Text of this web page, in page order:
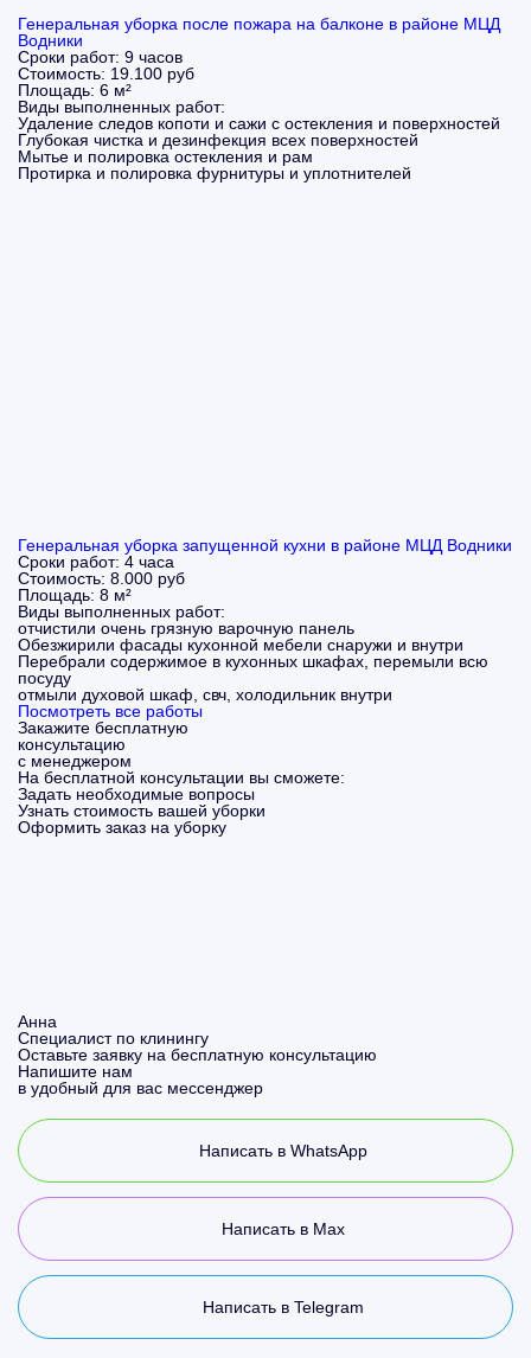
Генеральная уборка после пожара на балконе в районе МЦД
Водники
Сроки работ: 9 часов
Стоимость: 19.100 руб
Площадь: 6 м²
Виды выполненных работ:
Удаление следов копоти и сажи с остекления и поверхностей
Глубокая чистка и дезинфекция всех поверхностей
Мытье и полировка остекления и рам
Протирка и полировка фурнитуры и уплотнителей
Генеральная уборка запущенной кухни в районе МЦД Водники
Сроки работ: 4 часа
Стоимость: 8.000 руб
Площадь: 8 м²
Виды выполненных работ:
отчистили очень грязную варочную панель
Обезжирили фасады кухонной мебели снаружи и внутри
Перебрали содержимое в кухонных шкафах, перемыли всю
посуду
отмыли духовой шкаф, свч, холодильник внутри
Посмотреть все работы
Закажите бесплатную
консультацию
с менеджером
На бесплатной консультации вы сможете:
Задать необходимые вопросы
Узнать стоимость вашей уборки
Оформить заказ на уборку
Анна
Специалист по клинингу
Оставьте заявку на бесплатную консультацию
Напишите нам
в удобный для вас мессенджер
Написать в WhatsApp
Написать в Max
Написать в Telegram